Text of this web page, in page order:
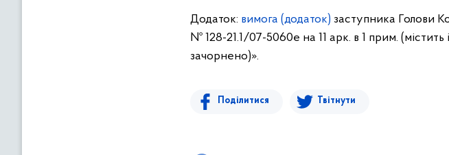
Додаток: вимога (додаток) заступника Голови
№ 128-21.1/07-5060е на 11 арк. в 1 прим.
зачорнено)».
Поділитися Твітнути